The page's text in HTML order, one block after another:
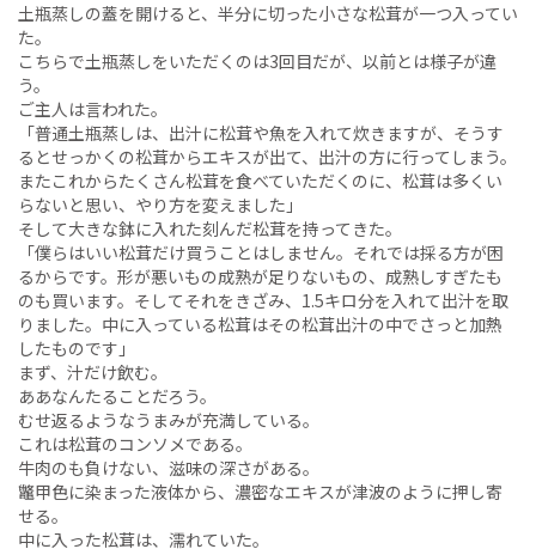
土瓶蒸しの蓋を開けると、半分に切った小さな松茸が一つ入ってい
た。
こちらで土瓶蒸しをいただくのは3回目だが、以前とは様子が違
う。
ご主人は言われた。
「普通土瓶蒸しは、出汁に松茸や魚を入れて炊きますが、そうす
るとせっかくの松茸からエキスが出て、出汁の方に行ってしまう。
またこれからたくさん松茸を食べていただくのに、松茸は多くい
らないと思い、やり方を変えました」
そして大きな鉢に入れた刻んだ松茸を持ってきた。
「僕らはいい松茸だけ買うことはしません。それでは採る方が困
るからです。形が悪いもの成熟が足りないもの、成熟しすぎたも
のも買います。そしてそれをきざみ、1.5キロ分を入れて出汁を取
りました。中に入っている松茸はその松茸出汁の中でさっと加熱
したものです」
まず、汁だけ飲む。
ああなんたることだろう。
むせ返るようなうまみが充満している。
これは松茸のコンソメである。
牛肉のも負けない、滋味の深さがある。
鼈甲色に染まった液体から、濃密なエキスが津波のように押し寄
せる。
中に入った松茸は、濡れていた。